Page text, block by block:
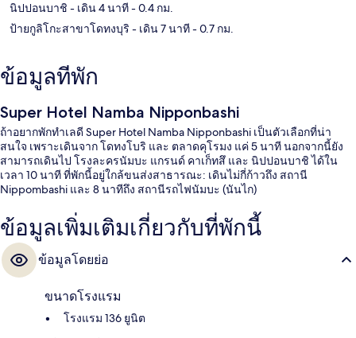
นิปปอนบาชิ - เดิน 4 นาที- 0.4 กม.
ป้ายกูลิโกะสาขาโดทงบุริ - เดิน 7 นาที- 0.7 กม.
ข้อมูลที่พัก
Super Hotel Namba Nipponbashi
ถ้าอยากพักทำเลดี Super Hotel Namba Nipponbashi เป็นตัวเลือกที่น่า
สนใจ เพราะเดินจาก โดทงโบริ และ ตลาดคุโรมง แค่ 5 นาที นอกจากนี้ยัง
สามารถเดินไป โรงละครนัมบะ แกรนด์ คาเก็ทสึ และ นิปปอนบาชิ ได้ใน
เวลา 10 นาที ที่พักนี้อยู่ใกล้ขนส่งสาธารณะ: เดินไม่กี่ก้าวถึง สถานี
Nippombashi และ 8 นาทีถึง สถานีรถไฟนัมบะ (นันไก)
ข้อมูลเพิ่มเติมเกี่ยวกับที่พักนี้
ข้อมูลโดยย่อ
ขนาดโรงแรม
โรงแรม 136 ยูนิต